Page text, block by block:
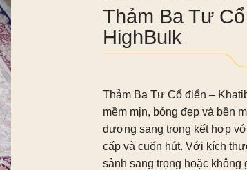
Thảm Ba Tư
HighBulk
Thảm Ba Tư Cổ điển –
mềm mịn, bóng đẹp và bền
dương sang trọng kết hợp
cấp và cuốn hút. Với kích
sảnh sang trọng hoặc